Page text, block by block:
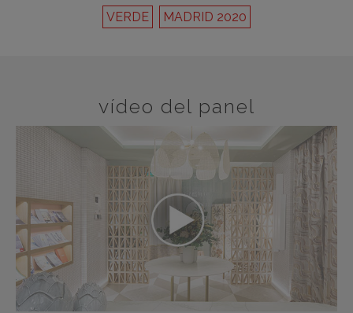
VERDE
MADRID 2020
vídeo del panel